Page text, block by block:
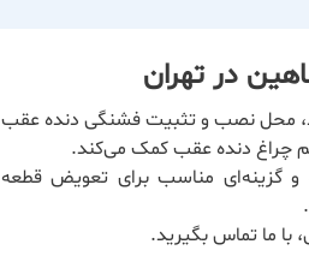
در تهران
محل نصب و تثبیت فشنگی دنده عقب
چراغ دنده عقب کمک می‌کند.
و گزینه‌ای مناسب برای تعویض قطعه
ما تماس بگیرید.